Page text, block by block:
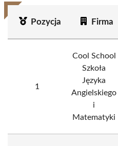
Pozycja Firma
1
Cool School
Szkoła
Języka
Angielskiego
i
Matematyki